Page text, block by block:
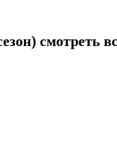
смотреть